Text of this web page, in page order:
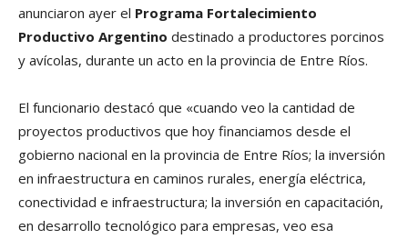
anunciaron ayer el Programa Fortalecimiento
Productivo Argentino destinado a productores porcinos
y avícolas, durante un acto en la provincia de Entre Ríos.
El funcionario destacó que «cuando veo la cantidad de
proyectos productivos que hoy financiamos desde el
gobierno nacional en la provincia de Entre Ríos; la inversión
en infraestructura en caminos rurales, energía eléctrica,
conectividad e infraestructura; la inversión en capacitación,
en desarrollo tecnológico para empresas, veo esa